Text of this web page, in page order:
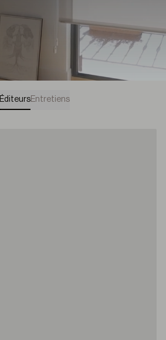
ÉditeursEntretiens